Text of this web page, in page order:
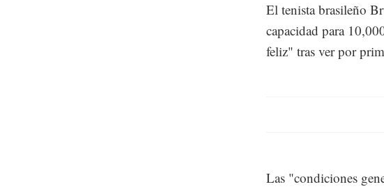
El tenista brasileño
capacidad para
feliz" tras ver por
Las "condiciones